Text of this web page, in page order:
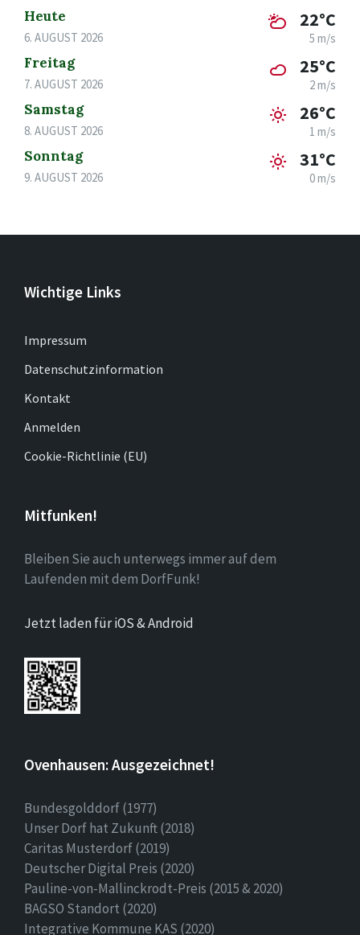
Heute
6. AUGUST 2026
22°C
5 m/s
Freitag
7. AUGUST 2026
25°C
2 m/s
Samstag
8. AUGUST 2026
26°C
1 m/s
Sonntag
9. AUGUST 2026
31°C
0 m/s
Wichtige Links
Impressum
Datenschutzinformation
Kontakt
Anmelden
Cookie-Richtlinie (EU)
Mitfunken!
Bleiben Sie auch unterwegs immer auf dem
Laufenden mit dem DorfFunk!
Jetzt laden für iOS & Android
Ovenhausen: Ausgezeichnet!
Bundesgolddorf (1977)
Unser Dorf hat Zukunft (2018)
Caritas Musterdorf (2019)
Deutscher Digital Preis (2020)
Pauline-von-Mallinckrodt-Preis (2015 & 2020)
BAGSO Standort (2020)
Integrative Kommune KAS (2020)